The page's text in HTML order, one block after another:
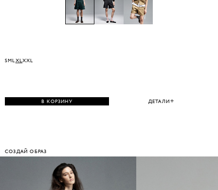
SML XLXXL
ДЕТАЛИ
В КОРЗИНУ
СОЗДАЙ ОБРАЗ